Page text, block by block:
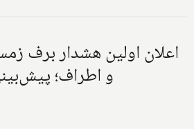
اعلان اولین هشدار برف
و اطراف؛